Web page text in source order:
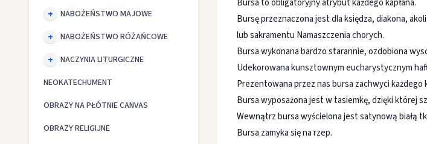
NABOŻEŃSTWO MAJOWE
NABOŻEŃSTWO RÓŻAŃCOWE
NACZYNIA LITURGICZNE
NEOKATECHUMENT
OBRAZY NA PŁÓTNIE CANVAS
OBRAZY RELIGIJNE
Bursa to obligatoryjny atrybut każdego kapłana.
Bursę przeznaczona jest dla księdza, diakona,
lub sakramentu Namaszczenia chorych.
Bursa wykonana bardzo starannie, ozdobiona
Udekorowana kunsztownym eucharystycznym
Prezentowana przez nas bursa zachwyci
Bursa wyposażona jest w tasiemkę, dzięki której
Wewnątrz bursa wyścielona jest satynową białą
Bursa zamyka się na rzep.